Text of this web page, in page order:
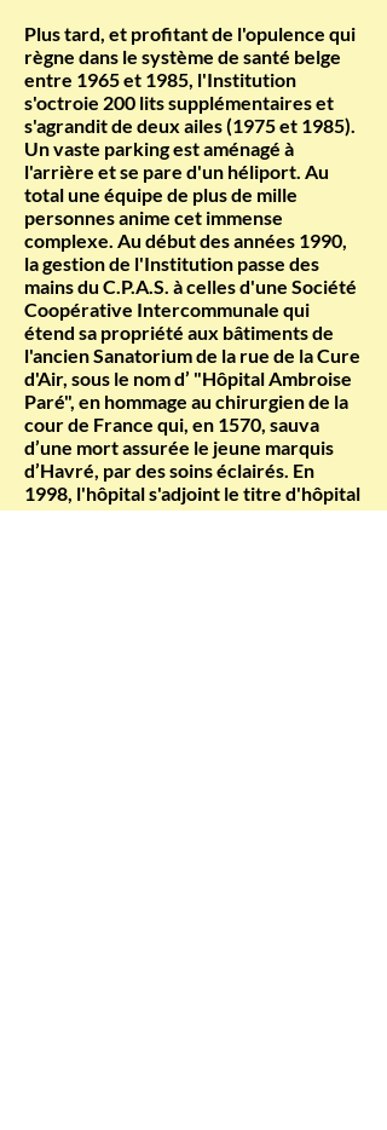
Plus tard, et profitant de l'opulence qui
règne dans le système de santé belge
entre 1965 et 1985, l'Institution
s'octroie 200 lits supplémentaires et
s'agrandit de deux ailes (1975 et 1985).
Un vaste parking est aménagé à
l'arrière et se pare d'un héliport. Au
total une équipe de plus de mille
personnes anime cet immense
complexe. Au début des années 1990,
la gestion de l'Institution passe des
mains du C.P.A.S. à celles d'une Société
Coopérative Intercommunale qui
étend sa propriété aux bâtiments de
l'ancien Sanatorium de la rue de la Cure
d'Air, sous le nom d’ "Hôpital Ambroise
Paré", en hommage au chirurgien de la
cour de France qui, en 1570, sauva
d’une mort assurée le jeune marquis
d’Havré, par des soins éclairés. En
1998, l'hôpital s'adjoint le titre d'hôpital
" Universitaire ", lors de l'attribution